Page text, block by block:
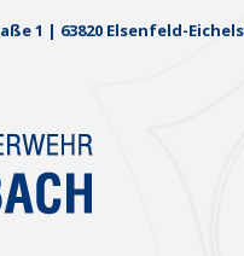
1 | 63820 Elsenfeld-